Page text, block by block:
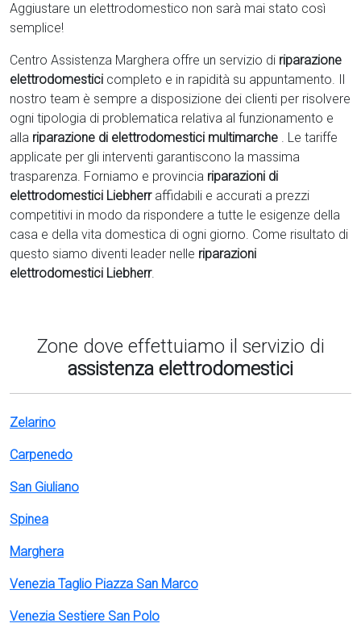
Aggiustare un elettrodomestico non sarà mai stato così
semplice!
Centro Assistenza Marghera offre un servizio di riparazione
elettrodomestici completo e in rapidità su appuntamento. Il
nostro team è sempre a disposizione dei clienti per risolvere
ogni tipologia di problematica relativa al funzionamento e
alla riparazione di elettrodomestici multimarche . Le tariffe
applicate per gli interventi garantiscono la massima
trasparenza. Forniamo e provincia riparazioni di
elettrodomestici Liebherraffidabili e accurati a prezzi
competitivi in modo da rispondere a tutte le esigenze della
casa e della vita domestica di ogni giorno. Come risultato di
questo siamo diventi leader nelle riparazioni
elettrodomestici Liebherr.
Zone dove effettuiamo il servizio di
assistenza elettrodomestici
Zelarino
Carpenedo
San Giuliano
Spinea
Marghera
Venezia Taglio Piazza San Marco
Venezia Sestiere San Polo